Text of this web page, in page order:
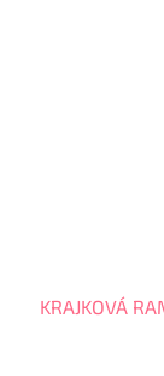
KRAJKOVÁ